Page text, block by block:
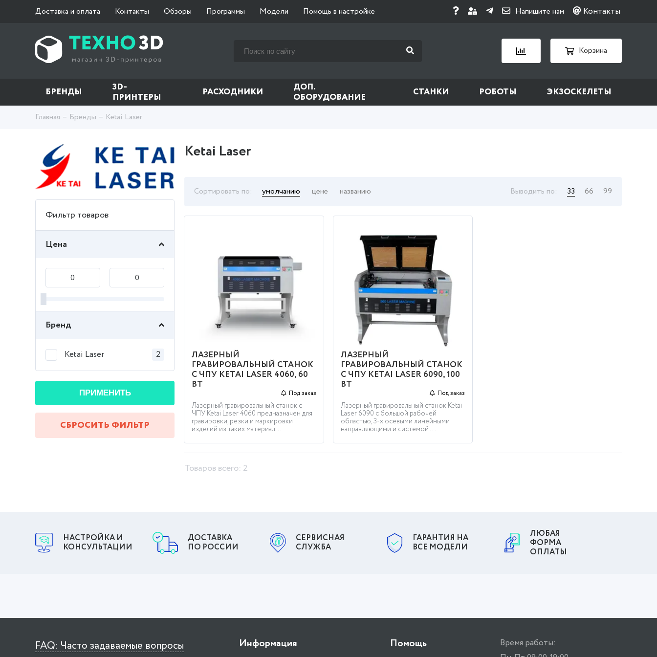
Доставка и оплата Контакты Обзоры Программы Модели Помощь в настройке Напишите нам Контакты
Корзина
БРЕНДЫ
3D-
ПРИНТЕРЫ
РАСХОДНИКИ
ДОП.
ОБОРУДОВАНИЕ
СТАНКИ РОБОТЫ ЭКЗОСКЕЛЕТЫ
Главная Бренды Ketai Laser
Фильтр товаров
Цена
Бренд
Ketai Laser 2
ПРИМЕНИТЬ
СБРОСИТЬ ФИЛЬТР
Ketai Laser
Сортировать по: умолчанию цене названию Выводить по: 33 66 99
ЛАЗЕРНЫЙ
ГРАВИРОВАЛЬНЫЙ СТАНОК
С ЧПУ KETAI LASER 4060, 60
ВТ
Под заказ
Лазерный гравировальный станок с
ЧПУ Ketai Laser 4060 предназначен для
гравировки, резки и маркировки
изделий из таких материал...
ЛАЗЕРНЫЙ
ГРАВИРОВАЛЬНЫЙ СТАНОК
С ЧПУ KETAI LASER 6090, 100
ВТ
Под заказ
Лазерный гравировальный станок Ketai
Laser 6090 с большой рабочей
областью, 3-х осевыми линейными
направляющими и системой ...
Товаров всего: 2
НАСТРОЙКА И
КОНСУЛЬТАЦИИ
ДОСТАВКА
ПО РОССИИ
СЕРВИСНАЯ
СЛУЖБА
ГАРАНТИЯ НА
ВСЕ МОДЕЛИ
ЛЮБАЯ
ФОРМА
ОПЛАТЫ
FAQ: Часто задаваемые вопросы Информация Помощь
Время работы: